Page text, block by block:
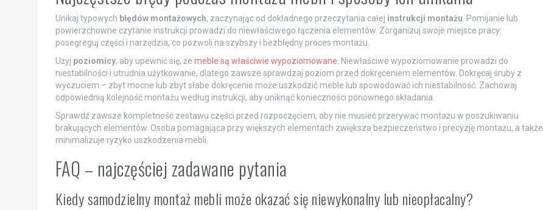
Unikaj typowych błędów montażowych, zaczynając od dokładnego przeczytania całej instrukcji montażu . Pomijanie lub
powierzchowne czytanie instrukcji prowadzi do niewłaściwego łączenia elementów. Zorganizuj swoje miejsce pracy:
posegreguj części i narzędzia, co pozwoli na szybszy i bezbłędny proces montażu.
Użyj poziomicy, aby upewnić się, że meble są właściwie wypoziomowane . Niewłaściwe wypoziomowanie prowadzi do
niestabilności i utrudnia użytkowanie, dlatego zawsze sprawdzaj poziom przed dokręceniem elementów. Dokręcaj śruby z
wyczuciem – zbyt mocne lub zbyt słabe dokręcenie może uszkodzić meble lub spowodować ich niestabilność. Zachowaj
odpowiednią kolejność montażu według instrukcji, aby uniknąć konieczności ponownego składania.
Sprawdź zawsze kompletność zestawu części przed rozpoczęciem, aby nie musieć przerywać montażu w poszukiwaniu
brakujących elementów. Osoba pomagająca przy większych elementach zwiększa bezpieczeństwo i precyzję montażu, a także
minimalizuje ryzyko uszkodzenia mebli.
FAQ – najczęściej zadawane pytania
Kiedy samodzielny montaż mebli może okazać się niewykonalny lub nieopłacalny?